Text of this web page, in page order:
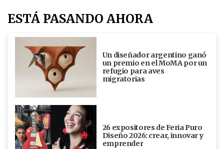
ESTÁ PASANDO AHORA
Un diseñador argentino ganó
un premio en el MoMA por un
refugio para aves
migratorias
26 expositores de Feria Puro
Diseño 2026: crear, innovar y
emprender